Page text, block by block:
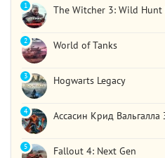
The Witcher 3: Wild Hunt
1
World of Tanks
2
Hogwarts Legacy
3
Ассасин Крид Вальгалла
4
Fallout 4: Next Gen
5